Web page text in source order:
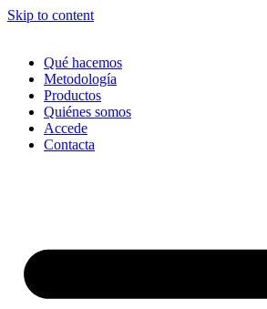
Skip to content
Qué hacemos
Metodología
Productos
Quiénes somos
Accede
Contacta